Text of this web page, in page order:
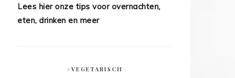
Lees hier onze tips voor overnachten,
eten, drinken en meer
#VEGETARISCH